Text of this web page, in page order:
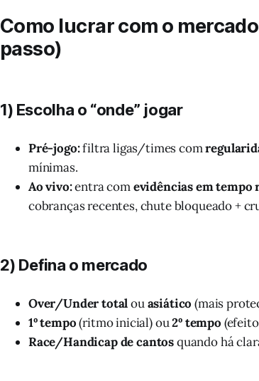
Como lucrar com o
passo)
1) Escolha o “onde” jogar
Pré-jogo:filtra ligas/times com
mínimas.
Ao vivo:entra comevidências em tempo
cobranças recentes, chute bloqueado +
2) Defina o mercado
Over/Under totalouasiático (mais
1º tempo(ritmo inicial) ou2º tempo
Race/Handicap de cantosquando há